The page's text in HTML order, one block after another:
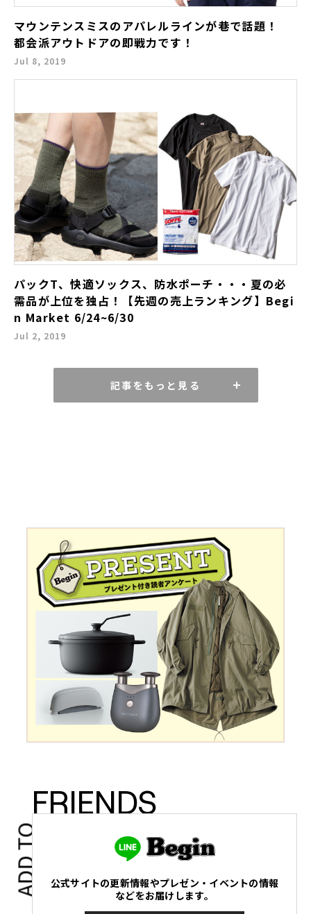
マウンテンスミスのアパレルラインが巷で話題！
都会派アウトドアの即戦力です！
Jul 8, 2019
パックT、快適ソックス、防水ポーチ・・・夏の必
需品が上位を独占！【先週の売上ランキング】Begi
n Market 6/24~6/30
Jul 2, 2019
記事をもっと見る
ADD TO
FRIENDS
公式サイトの更新情報やプレゼン・イベントの情報
などをお届けします。